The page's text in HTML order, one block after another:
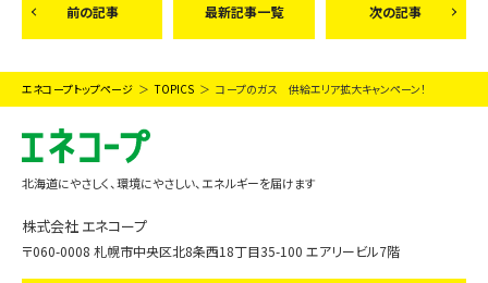
前の記事 最新記事一覧 次の記事
エネコープトップページ TOPICS コープのガス 供給エリア拡大キャンペーン！
北海道にやさしく、環境にやさしい、エネルギーを届けます
株式会社 エネコープ
〒060-0008 札幌市中央区北8条西18丁目35-100 エアリービル7階